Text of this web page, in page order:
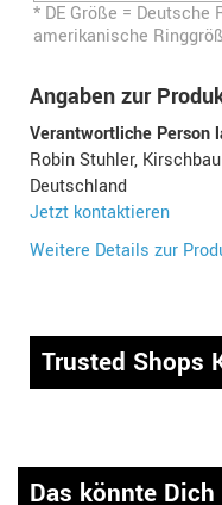
* DE Größe = Deutsche
amerikanische
Angaben zur
Verantwortliche Person
Robin Stuhler,
Deutschland
Jetzt kontaktieren
Weitere Details zur
Trusted Shops
Das könnte